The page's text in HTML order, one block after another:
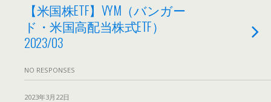
【米国株ETF】VYM（バンガー
ド・米国高配当株式ETF）
2023/03
NO RESPONSES
2023年3月22日